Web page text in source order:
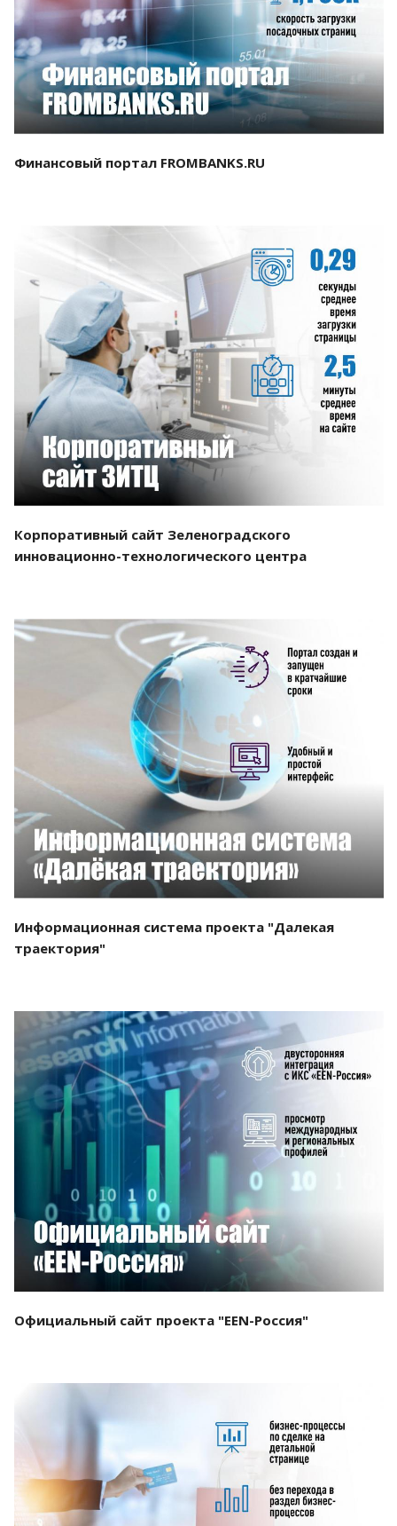
Смотреть проект
Финансовый портал FROMBANKS.RU
Смотреть проект
Корпоративный сайт Зеленоградского
инновационно-технологического центра
Смотреть проект
Информационная система проекта "Далекая
траектория"
Смотреть проект
Официальный сайт проекта "EEN-Россия"